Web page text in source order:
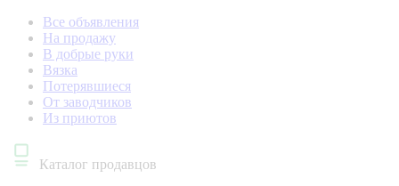
Все объявления
На продажу
В добрые руки
Вязка
Потерявшиеся
От заводчиков
Из приютов
Каталог продавцов